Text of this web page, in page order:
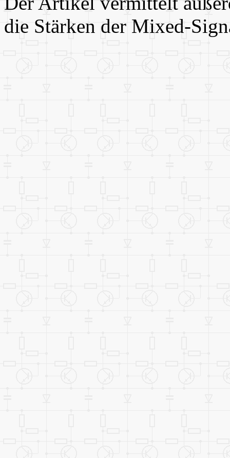
die Stärken der Mixed-